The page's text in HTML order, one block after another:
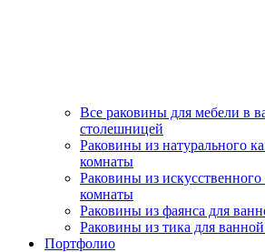
Все раковины для мебели в
столешницей
Раковины из натурального
комнаты
Раковины из
комнаты
Раковины из фаянса для
Раковины из тика для
Портфолио